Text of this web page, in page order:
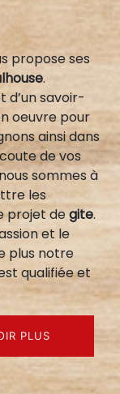
propose ses
.
d’un savoir-
oeuvre pour
ainsi dans
de vos
sommes à
les
projet degite.
et le
plus notre
qualifiée et
PLUS